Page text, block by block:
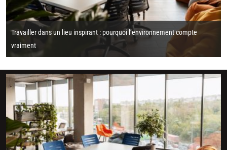
Travailler dans un lieu inspirant : pourquoi l’environnement compte
vraiment